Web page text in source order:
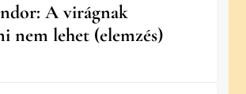
A virágnak
nem lehet (elemzés)